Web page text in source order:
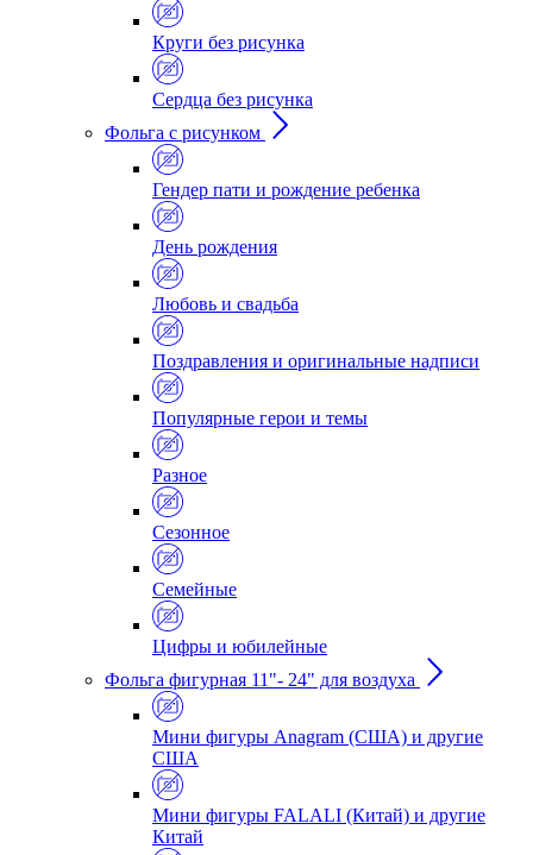
Круги без рисунка
Сердца без рисунка
Фольга с рисунком
Гендер пати и рождение ребенка
День рождения
Любовь и свадьба
Поздравления и оригинальные надписи
Популярные герои и темы
Разное
Сезонное
Семейные
Цифры и юбилейные
Фольга фигурная 11"- 24" для воздуха
Мини фигуры Anagram (США) и другие
США
Мини фигуры FALALI (Китай) и другие
Китай